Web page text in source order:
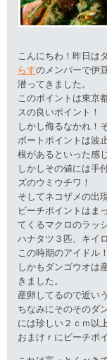
こんにちわ！昨日は
らすのメンバーで伊
潜ってきました。
このポイントは東京
スの良いポイント！
しかし侮るなかれ！
ボートポイントは波
根があるといった感
しかしその値には手
ズのウミウチワ！
そしてネコザメの出
ビーチポイントはま
てくるマクロのラッ
ハナタツ３匹、キイ
この時期のアイドル
しかもダンゴウオは
きました。
産卵してるので近い
ちなみにそのそのダ
には珍しい２ｃｍ以
おまけｒにビーチポ